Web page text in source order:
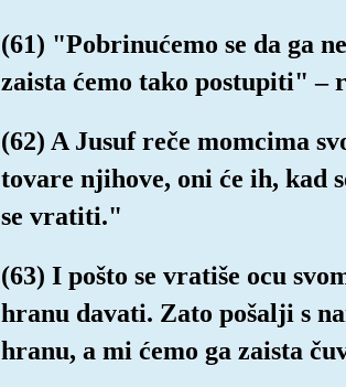
(61) "Pobrinućemo se da ga
zaista ćemo tako postupiti" –
(62) A Jusuf reče momcima
tovare njihove, oni će ih, kad
se vratiti."
(63) I pošto se vratiše ocu
hranu davati. Zato pošalji s
hranu, a mi ćemo ga zaista